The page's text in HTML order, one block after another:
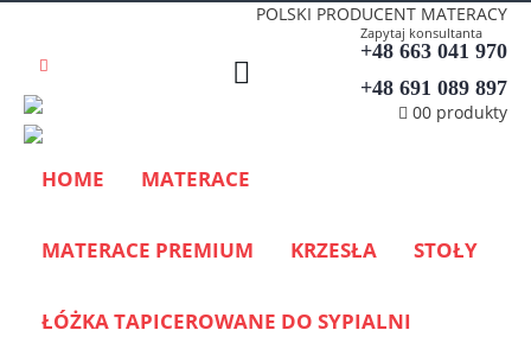
POLSKI PRODUCENT MATERACY
Zapytaj konsultanta
+48 663 041 970
+48 691 089 897
00 produkty
HOME MATERACE
MATERACE PREMIUM KRZESŁA STOŁY
ŁÓŻKA TAPICEROWANE DO SYPIALNI